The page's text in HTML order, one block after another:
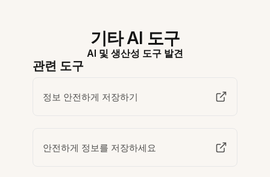
기타 AI 도구
AI 및 생산성 도구 발견
관련 도구
정보 안전하게 저장하기
안전하게 정보를 저장하세요